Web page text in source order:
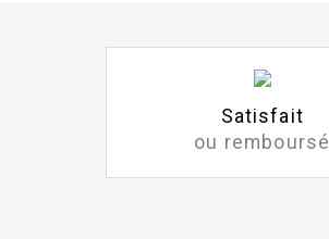
Satisfait
ou remboursé